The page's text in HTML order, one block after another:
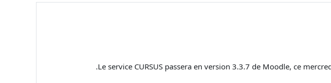
Le service CURSUS passera en version 3.3.7 de Moodle, ce